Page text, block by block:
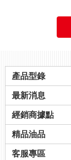
產品型錄
最新消息
經銷商據點
精品油品
客服專區